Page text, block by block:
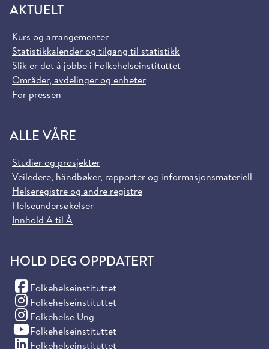
AKTUELT
Kurs og arrangementer
Statistikkalender og tilgang til statistikk
Slik er det å jobbe i Folkehelseinstituttet
Områder, avdelinger og enheter
For pressen
ALLE VÅRE
Studier og prosjekter
Veiledere, håndbøker, rapporter og informasjonsmateriell
Helseregistre og andre registre
Helseundersøkelser
Innhold A til Å
HOLD DEG OPPDATERT
Folkehelseinstituttet
(Facebook)
Folkehelseinstituttet
(Instagram)
Folkehelse Ung
(Instagram)
Folkehelseinstituttet
(YouTube)
Folkehelseinstituttet
(LinkedIn)